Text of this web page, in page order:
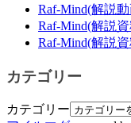
Raf-Mind(解説
Raf-Mind(解説
Raf-Mind(解説
カテゴリー
カテゴリー